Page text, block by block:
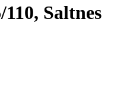
Saltnes